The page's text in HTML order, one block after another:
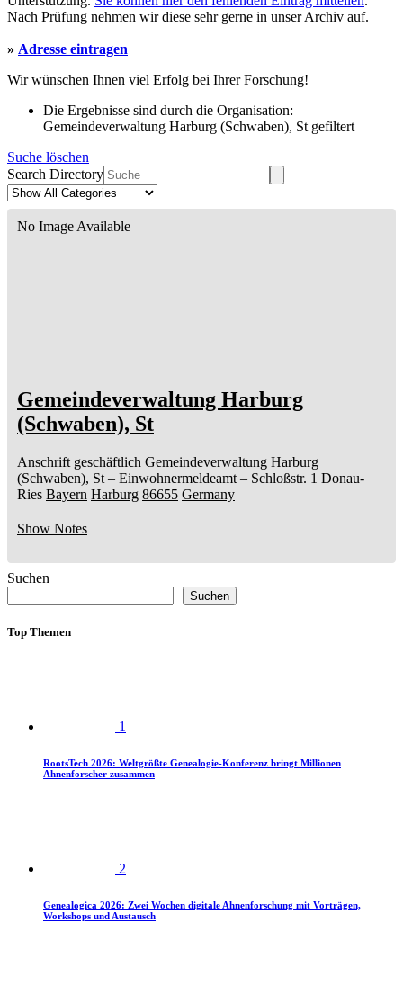
Nach Prüfung nehmen wir diese sehr gerne in unser Archiv auf.
» Adresse eintragen
Wir wünschen Ihnen viel Erfolg bei Ihrer Forschung!
Die Ergebnisse sind durch die Organisation:
Gemeindeverwaltung Harburg (Schwaben), St gefiltert
Suche löschen
Search Directory
No Image Available
Gemeindeverwaltung Harburg
(Schwaben), St
Anschrift geschäftlich Gemeindeverwaltung Harburg
(Schwaben), St – Einwohnermeldeamt – Schloßstr. 1 Donau-
Ries Bayern Harburg 86655 Germany
Show Notes
Suchen
Suchen
Top Themen
1
RootsTech 2026: Weltgrößte Genealogie-Konferenz bringt Millionen
Ahnenforscher zusammen
2
Genealogica 2026: Zwei Wochen digitale Ahnenforschung mit Vorträgen,
Workshops und Austausch